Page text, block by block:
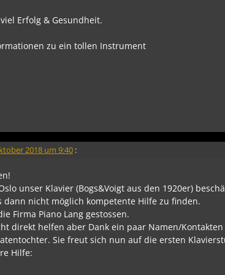
Erfolg & Gesundheit.
zu ein tollen Instrument
2018 um 9:40 :
unser Klavier (Bogs&Voigt aus den 1920er)
dann nicht möglich kompetente Hilfe zu finden.
Firma Piano Lang gestossen.
direkt helfen aber Dank ein paar Namen/
Sie freut sich nun auf die ersten
Hilfe: